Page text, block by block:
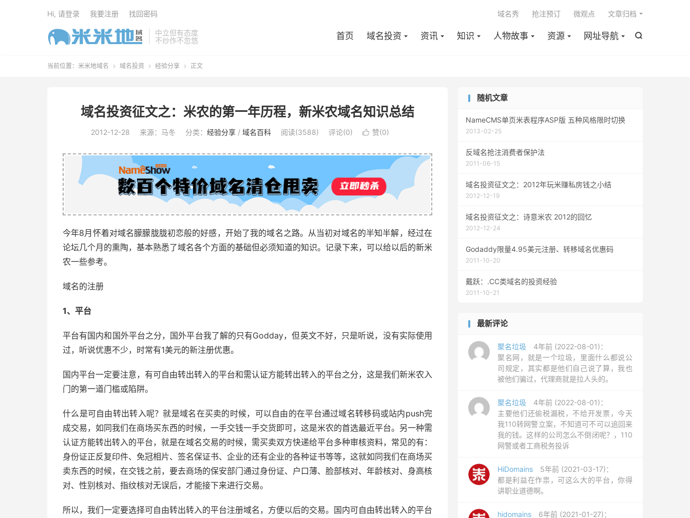
中立但有态度
不炒作不忽悠

首页 域名投资 资讯 知识 人物故事 资源 网址导航
域名秀 抢注预订 微观点 文章归档
Hi, 请登录 我要注册 找回密码
当前位置： 米米地域名  域名投资  经验分享  正文
域名投资征文之：米农的第一年历程，新米农域名知识总结
2012-12-28 来源：马冬 分类： 经验分享/ 域名百科 阅读(3588) 评论(0)  赞(0)
今年8月怀着对域名朦朦胧胧初恋般的好感，开始了我的域名之路。从当初对域名的半知半解，经过在
论坛几个月的熏陶，基本熟悉了域名各个方面的基础但必须知道的知识。记录下来，可以给以后的新米
农一些参考。
域名的注册
1、平台
平台有国内和国外平台之分，国外平台我了解的只有Godday，但英文不好，只是听说，没有实际使用
过，听说优惠不少，时常有1美元的新注册优惠。
国内平台一定要注意，有可自由转出转入的平台和需认证方能转出转入的平台之分，这是我们新米农入
门的第一道门槛或陷阱。
什么是可自由转出转入呢？就是域名在买卖的时候，可以自由的在平台通过域名转移码或站内push完
成交易，如同我们在商场买东西的时候，一手交钱一手交货即可，这是米农的首选最近平台。另一种需
认证方能转出转入的平台，就是在域名交易的时候，需买卖双方快递给平台多种审核资料，常见的有：
身份证正反复印件、免冠相片、签名保证书、企业的还有企业的各种证书等等，这就如同我们在商场买
卖东西的时候，在交钱之前，要去商场的保安部门通过身份证、户口薄、脸部核对、年龄核对、身高核
对、性别核对、指纹核对无误后，才能接下来进行交易。
所以，我们一定要选择可自由转出转入的平台注册域名，方便以后的交易。国内可自由转出转入的平台
随机文章
NameCMS单页米表程序ASP版 五种风格限时切换
2013-02-25
反域名抢注消费者保护法
2011-06-15
域名投资征文之：2012年玩米赚私房钱之小结
2012-12-19
域名投资征文之：诗意米农 2012的回忆
2012-12-24
Godaddy限量4.95美元注册、转移域名优惠码
2011-10-20
戴跃：.CC类域名的投资经验
2011-10-21
最新评论
聚名垃圾
4年前 (2022-08-01)：
聚名网，就是一个垃圾，里面什么都说公
司规定，其实都是他们自己说了算，我也
被他们骗过，代理商就是拉人头的。
聚名垃圾
4年前 (2022-08-01)：
主要他们还偷税漏税，不给开发票，今天
我110转网警立案，不知道可不可以追回来
我的钱。这样的公司怎么不倒闭呢？，110
网警或者工商税务投诉
HiDomains
5年前 (2021-03-17)：
都是利益在作祟，可这么大的平台，你得
讲职业道德啊。
hidomains
6年前 (2021-01-27)：